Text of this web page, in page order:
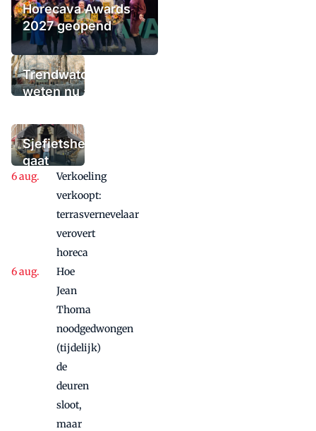
Horecava Awards
2027 geopend
Trendwatchers
weten nu al wat
moet bieden:
'Iedere dag een
waaaaaanzinnige
aanbieding'
Sjefietshe
gaat
vanwege
succes
maandje
Verkoeling
verkoopt:
terrasvernevelaar
verovert
horeca
Hoe
Jean
Thoma
noodgedwongen
(tijdelijk)
de
deuren
sloot,
maar